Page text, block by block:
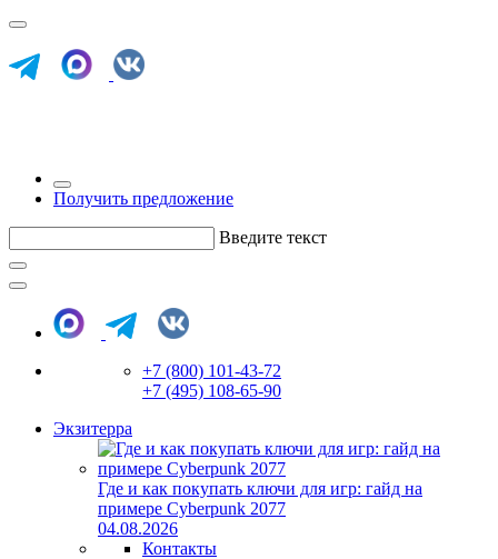
Получить предложение
Введите текст
+7 (800) 101-43-72
+7 (495) 108-65-90
Экзитерра
Где и как покупать ключи для игр: гайд на
примере Cyberpunk 2077
04.08.2026
Контакты